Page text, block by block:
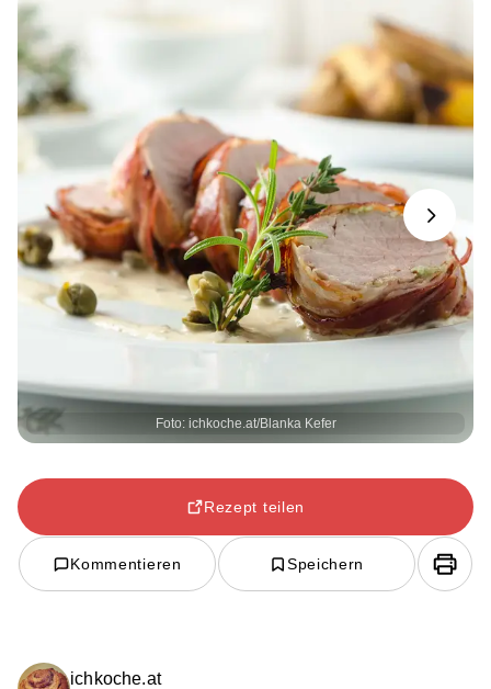
Foto: ichkoche.at/Blanka Kefer
Next
Rezept teilen
Kommentieren Speichern
ichkoche.at